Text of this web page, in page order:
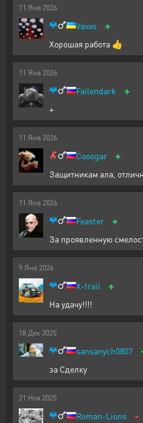
11 Янв 2026
Vavas +
Хорошая работа 👍
11 Янв 2026
Failendark +
+
11 Янв 2026
Cooogar +
Защитникам ала,
11 Янв 2026
Feaster +
За проявленную
9 Янв 2026
X-trail +
На удачу!!!!
18 Дек 2025
sansanych0807
за Сделку
21 Ноя 2025
Roman-Lions -